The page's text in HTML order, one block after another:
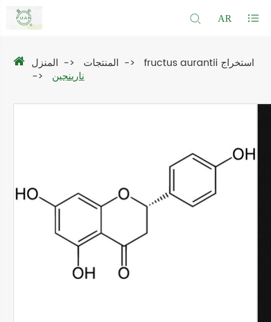
AR
المنزل المنتجات
fructus aurantii استخراج
نارينجين